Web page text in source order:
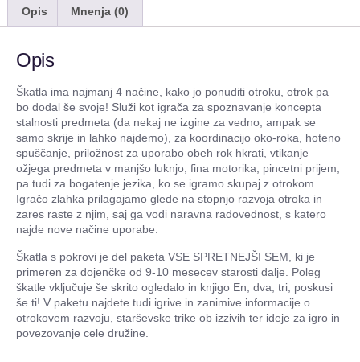
Opis Mnenja (0)
Opis
Škatla ima najmanj 4 načine, kako jo ponuditi otroku, otrok pa
bo dodal še svoje! Služi kot igrača za spoznavanje koncepta
stalnosti predmeta (da nekaj ne izgine za vedno, ampak se
samo skrije in lahko najdemo), za koordinacijo oko-roka, hoteno
spuščanje, priložnost za uporabo obeh rok hkrati, vtikanje
ožjega predmeta v manjšo luknjo, fina motorika, pincetni prijem,
pa tudi za bogatenje jezika, ko se igramo skupaj z otrokom.
Igračo zlahka prilagajamo glede na stopnjo razvoja otroka in
zares raste z njim, saj ga vodi naravna radovednost, s katero
najde nove načine uporabe.
Škatla s pokrovi je del paketa VSE SPRETNEJŠI SEM , ki je
primeren za dojenčke od 9-10 mesecev starosti dalje. Poleg
škatle vključuje še skrito ogledalo in knjigo En, dva, tri, poskusi
še ti! V paketu najdete tudi igrive in zanimive informacije o
otrokovem razvoju, starševske trike ob izzivih ter ideje za igro in
povezovanje cele družine.